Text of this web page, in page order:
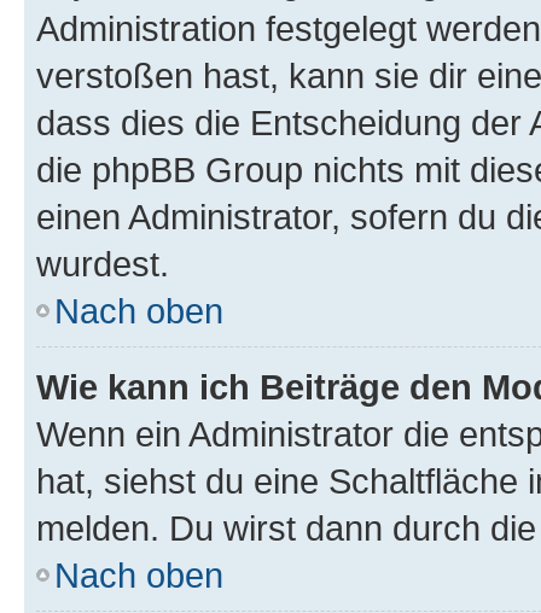
Administration festgelegt
verstoßen hast, kann sie dir
dass dies die Entscheidung der
die phpBB Group nichts mit
einen Administrator, sofern du
wurdest.
Nach oben
Wie kann ich Beiträge den
Wenn ein Administrator die
hat, siehst du eine Schaltfläche
melden. Du wirst dann durch
Nach oben